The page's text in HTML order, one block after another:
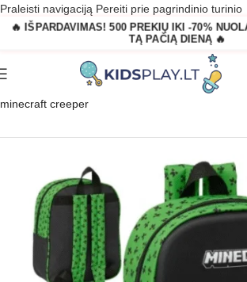
Praleisti navigaciją Pereiti prie pagrindinio turinio
🔥 IŠPARDAVIMAS! 500 PREKIŲ IKI -70%
TĄ PAČIĄ DIENĄ 🔥
Parduotuvė
Vaikiška mokyklinė
minecraft creeper